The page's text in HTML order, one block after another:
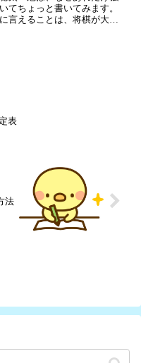
てちょっと書いてみます。
言えることは、将棋が大好
表
法